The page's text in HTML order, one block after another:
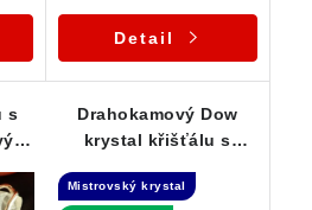
Detail
s
Drahokamový Dow
krystal křišťálu s
mlhovinou uvnitř
Mistrovský krystal